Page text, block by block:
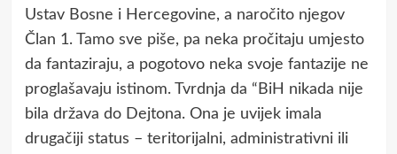
Ustav Bosne i Hercegovine, a naročito njegov
Član 1. Tamo sve piše, pa neka pročitaju umjesto
da fantaziraju, a pogotovo neka svoje fantazije ne
proglašavaju istinom. Tvrdnja da “BiH nikada niјe
bila država do Deјtona. Ona јe uviјek imala
drugačiјi status – teritoriјalni, administrativni ili